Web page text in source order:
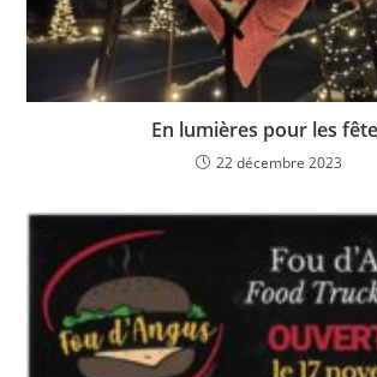
En lumières pour les
22 décembre 2023